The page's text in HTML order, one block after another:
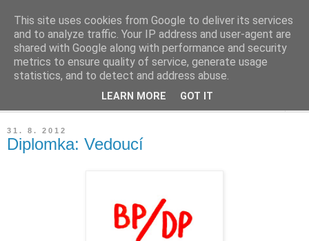
Leaný blog
Blog o diplomkách, lean, čtení a podnikání.
31. 8. 2012
Diplomka: Vedoucí
This site uses cookies from Google to deliver its services
and to analyze traffic. Your IP address and user-agent are
shared with Google along with performance and security
metrics to ensure quality of service, generate usage
statistics, and to detect and address abuse.
LEARN MORE GOT IT